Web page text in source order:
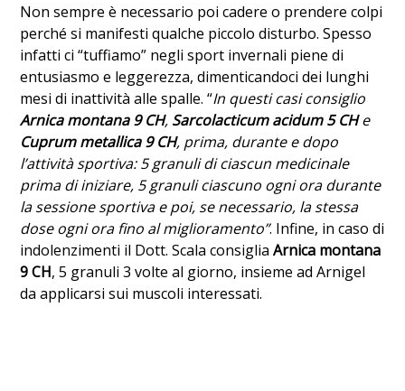
Non sempre è necessario poi cadere o prendere colpi
perché si manifesti qualche piccolo disturbo. Spesso
infatti ci “tuffiamo” negli sport invernali piene di
entusiasmo e leggerezza, dimenticandoci dei lunghi
mesi di inattività alle spalle. “In questi casi consiglio
Arnica montana 9 CH, Sarcolacticum acidum 5 CHe
Cuprum metallica 9 CH, prima, durante e dopo
l’attività sportiva: 5 granuli di ciascun medicinale
prima di iniziare, 5 granuli ciascuno ogni ora durante
la sessione sportiva e poi, se necessario, la stessa
dose ogni ora fino al miglioramento”. Infine, in caso di
indolenzimenti il Dott. Scala consigliaArnica montana
9 CH, 5 granuli 3 volte al giorno, insieme ad Arnigel
da applicarsi sui muscoli interessati.